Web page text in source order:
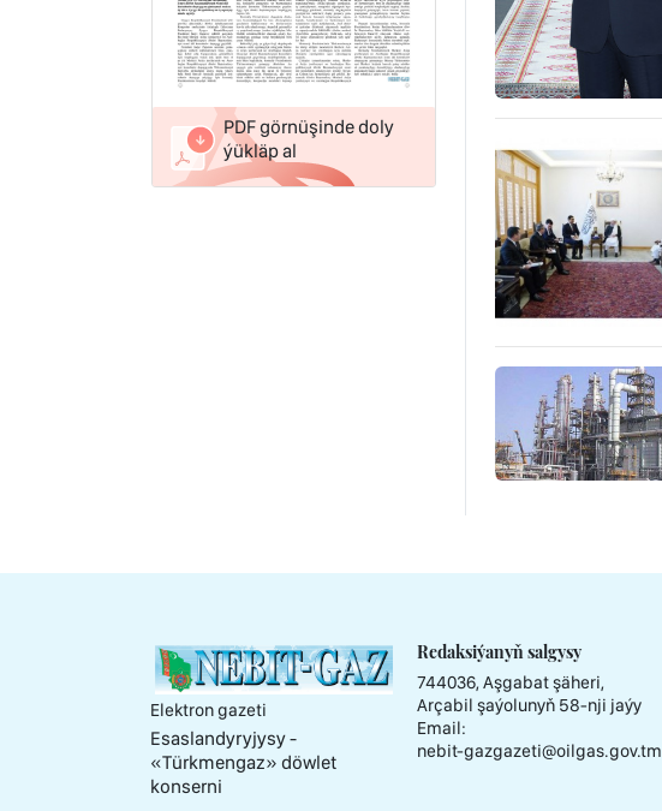
PDF görnüşinde doly
ýükläp al
Elektron gazeti
Esaslandyryjysy -
«Тürkmengaz» döwlet
konserni
Redaksiýanyň salgysy
744036, Aşgabat şäheri,
Arçabil şaýolunyň 58-nji jaýy
Email:
nebit-gazgazeti@oilgas.gov.tm